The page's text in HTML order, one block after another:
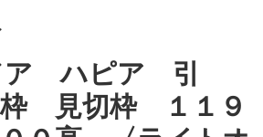
ア ハピア 引
見切枠 １１９